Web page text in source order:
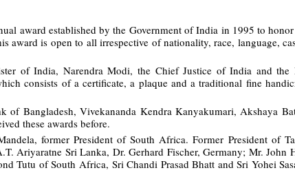
award established by the Government of India in 1995 to
award is open to all irrespective of nationality, race, language,
of India, Narendra Modi, the Chief Justice of India and the
consists of a certificate, a plaque and a traditional fine
of Bangladesh, Vivekananda Kendra Kanyakumari, Akshaya
these awards before.
former President of South Africa. Former President of
Ariyaratne Sri Lanka, Dr. Gerhard Fischer, Germany; Mr. John
Tutu of South Africa, Sri Chandi Prasad Bhatt and Sri Yohei